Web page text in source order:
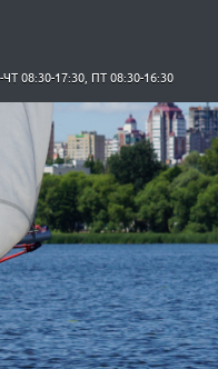
08:30-17:30, ПТ 08:30-16:30